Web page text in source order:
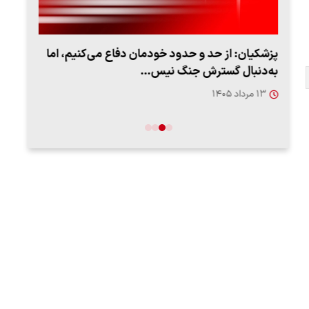
پزشکیان: از حد و حدود خودمان دفاع می‌کنیم، اما
به‌دنبال گسترش جنگ نیس…
۱۳ مرداد ۱۴۰۵